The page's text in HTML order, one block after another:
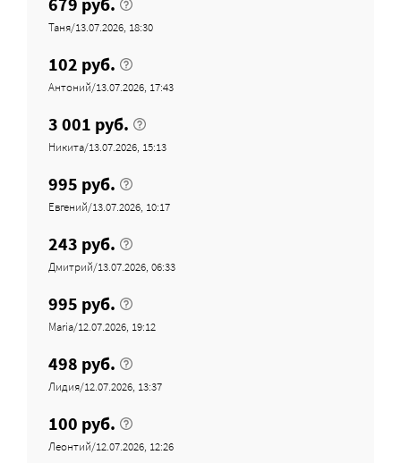
Таня/13.07.2026, 18:30
102 руб.
Антоний/13.07.2026, 17:43
3 001 руб.
Никита/13.07.2026, 15:13
995 руб.
Евгений/13.07.2026, 10:17
243 руб.
Дмитрий/13.07.2026, 06:33
995 руб.
Maria/12.07.2026, 19:12
498 руб.
Лидия/12.07.2026, 13:37
100 руб.
Леонтий/12.07.2026, 12:26